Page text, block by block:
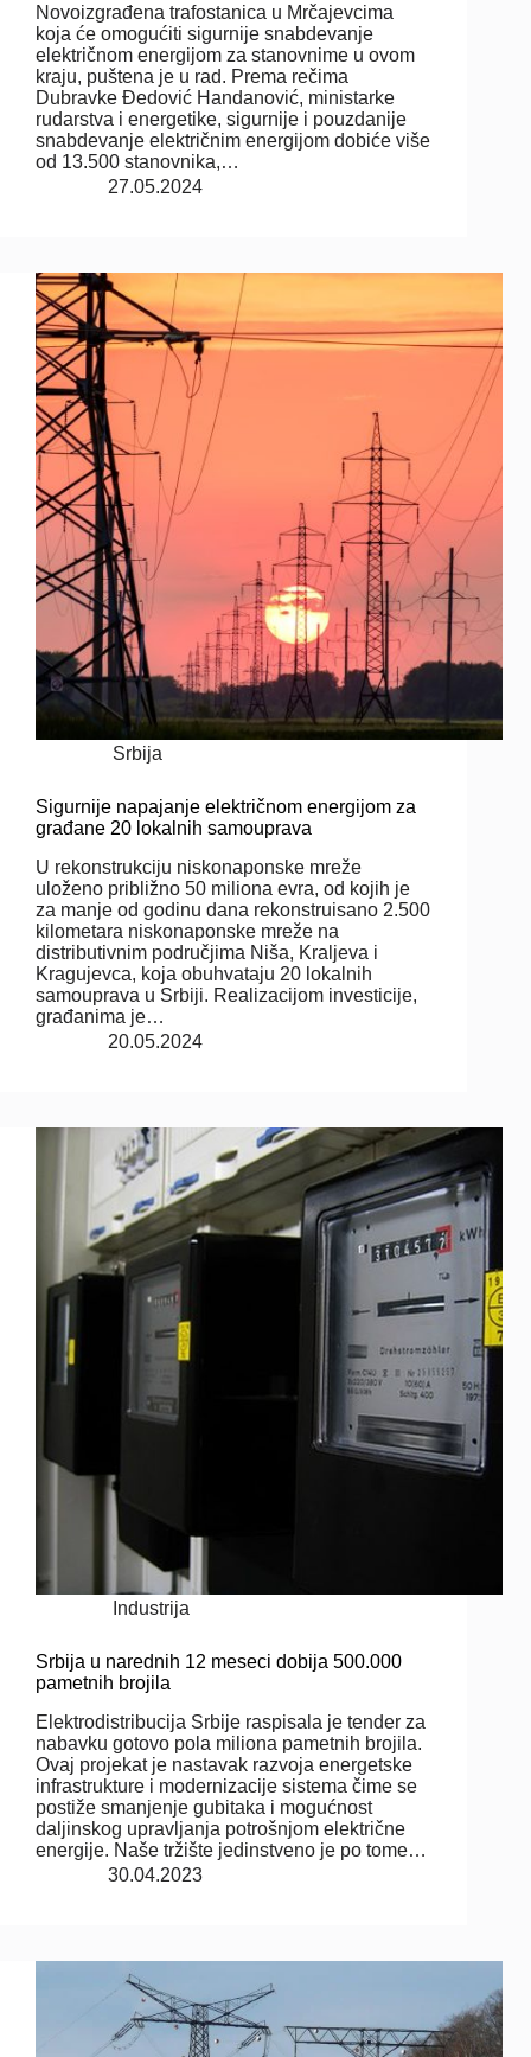
Novoizgrađena trafostanica u Mrčajevcima
koja će omogućiti sigurnije snabdevanje
električnom energijom za stanovnime u ovom
kraju, puštena je u rad. Prema rečima
Dubravke Đedović Handanović, ministarke
rudarstva i energetike, sigurnije i pouzdanije
snabdevanje električnim energijom dobiće više
od 13.500 stanovnika,…
27.05.2024
Srbija
Sigurnije napajanje električnom energijom za
građane 20 lokalnih samouprava
U rekonstrukciju niskonaponske mreže
uloženo približno 50 miliona evra, od kojih je
za manje od godinu dana rekonstruisano 2.500
kilometara niskonaponske mreže na
distributivnim područjima Niša, Kraljeva i
Kragujevca, koja obuhvataju 20 lokalnih
samouprava u Srbiji. Realizacijom investicije,
građanima je…
20.05.2024
Industrija
Srbija u narednih 12 meseci dobija 500.000
pametnih brojila
Elektrodistribucija Srbije raspisala je tender za
nabavku gotovo pola miliona pametnih brojila.
Ovaj projekat je nastavak razvoja energetske
infrastrukture i modernizacije sistema čime se
postiže smanjenje gubitaka i mogućnost
daljinskog upravljanja potrošnjom električne
energije. Naše tržište jedinstveno je po tome…
30.04.2023